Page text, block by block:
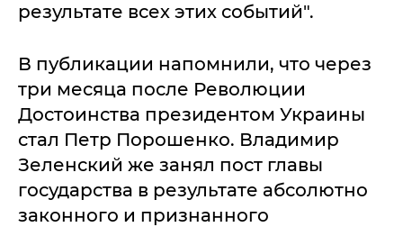
результате всех этих событий".
В публикации напомнили, что через
три месяца после Революции
Достоинства президентом Украины
стал Петр Порошенко. Владимир
Зеленский же занял пост главы
государства в результате абсолютно
законного и признанного